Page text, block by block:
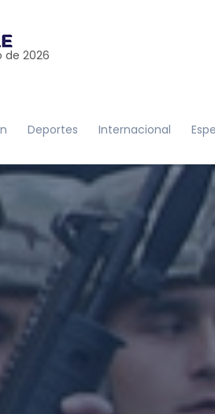
de 2026
Deportes Internacional